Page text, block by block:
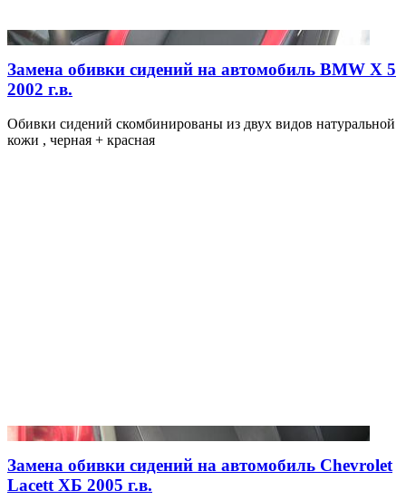
Замена обивки сидений на автомобиль BMW X 5
2002 г.в.
Обивки сидений скомбинированы из двух видов натуральной
кожи , черная + красная
Замена обивки сидений на автомобиль Chevrolet
Lacett ХБ 2005 г.в.